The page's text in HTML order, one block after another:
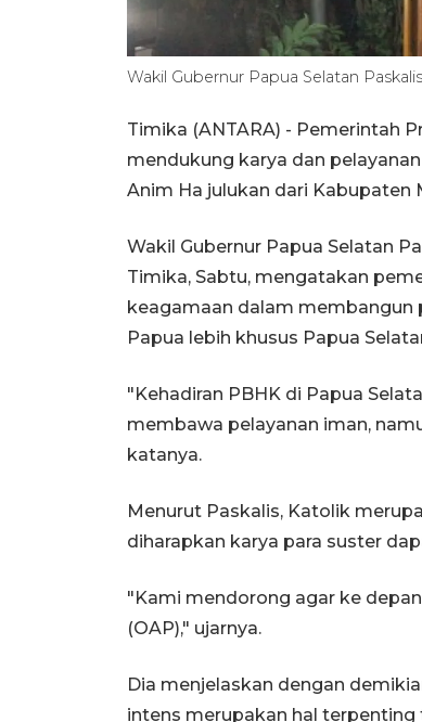
Wakil Gubernur Papua Selatan
Timika (ANTARA) - Pemerintah
mendukung karya dan
Anim Ha julukan dari Kabupaten
Wakil Gubernur Papua Selatan
Timika, Sabtu, mengatakan
keagamaan dalam membangun
Papua lebih khusus Papua
"Kehadiran PBHK di Papua
membawa pelayanan iman,
katanya.
Menurut Paskalis, Katolik
diharapkan karya para suster
"Kami mendorong agar ke
(OAP)," ujarnya.
Dia menjelaskan dengan
intens merupakan hal